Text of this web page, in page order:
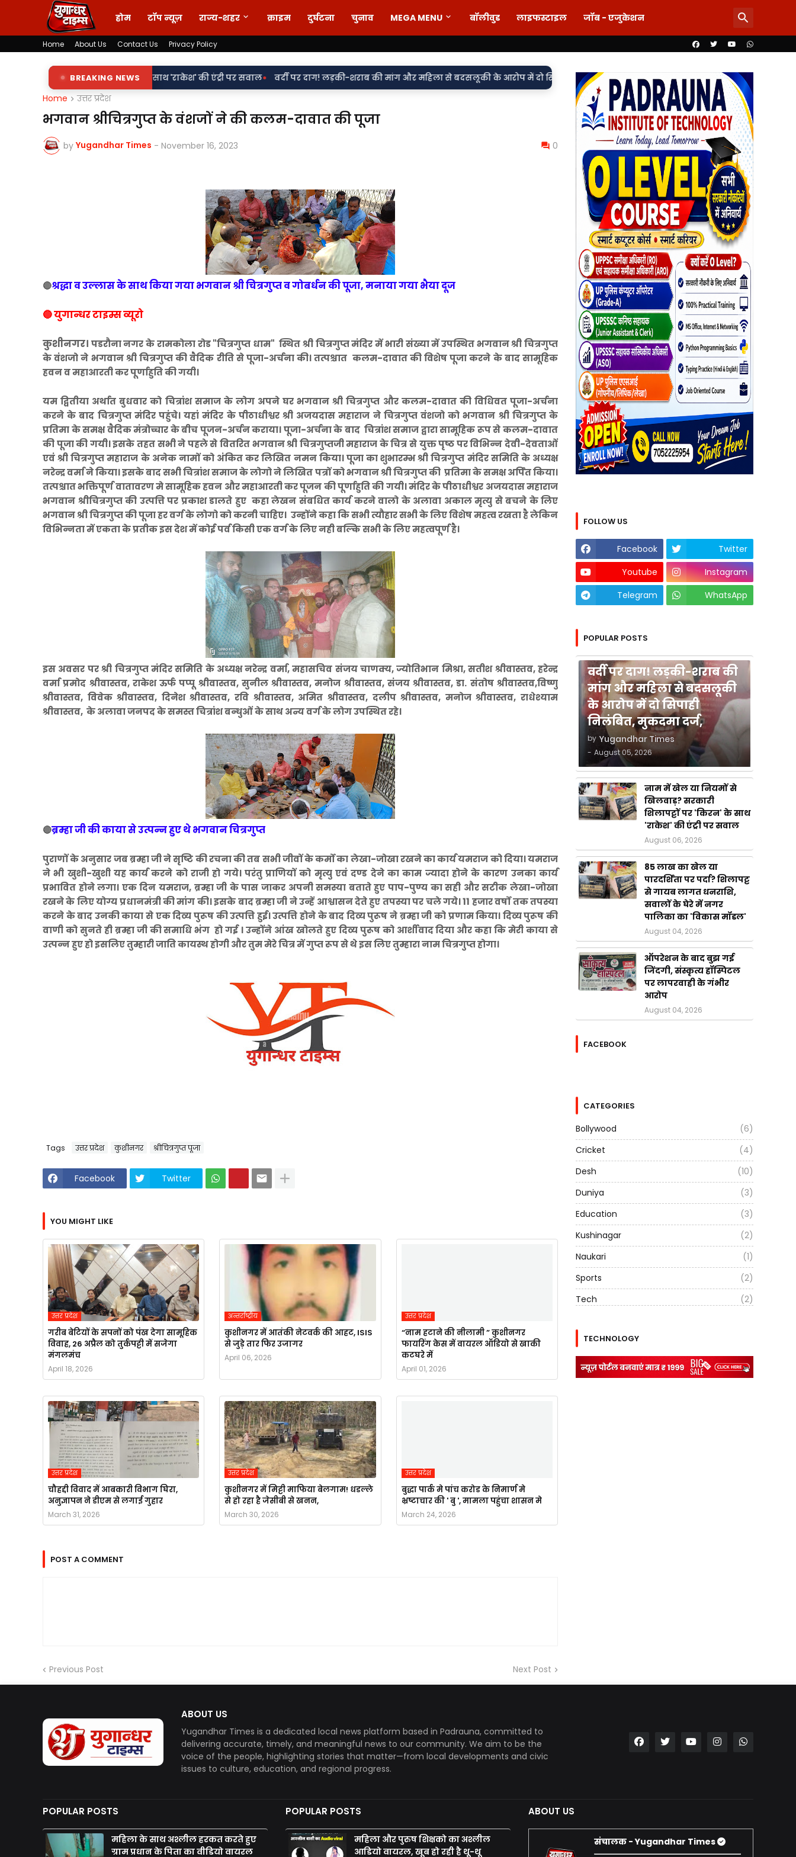
होम टॉप न्यूज़ राज्य-शहर क्राइम दुर्घटना चुनाव MEGA MENU बॉलीवुड लाइफस्टाइल जॉब - एजुकेशन
Home About Us Contact Us Privacy Policy
BREAKING NEWS
पर 'किरन' के साथ 'राकेश' की एंट्री पर सवाल• वर्दी पर दाग! लड़की-शराब की मांग और महिला से बदसलूकी के आरोप में दो सिपाही निलंबित, मुकदमा दर्ज,• 85 लाख का खेल या पारदर्शिता पर पर्दा? शिलापट्ट
Home उत्तर प्रदेश
भगवान श्रीचित्रगुप्त के वंशजों ने की कलम-दावात की पूजा
by Yugandhar Times - November 16, 2023 0
🔴श्रद्धा व उल्लास के साथ किया गया भगवान श्री चित्रगुप्त व गोबर्धन की पूजा, मनाया गया भैया दूज
🔵 युगान्धर टाइम्स व्यूरो
कुशीनगर। पडरौना नगर के रामकोला रोड "चित्रगुप्त धाम" स्थित श्री चित्रगुप्त मंदिर में भारी संख्या में उपस्थित भगवान श्री चित्रगुप्त
के वंशजो ने भगवान श्री चित्रगुप्त की वैदिक रीति से पूजा-अर्चना की। तत्पश्चात कलम-दावात की विशेष पूजा करने के बाद सामूहिक
हवन व महाआरती कर पूर्णाहुति की गयी।
यम द्वितीया अर्थात बुधवार को चित्रांश समाज के लोग अपने घर भगवान श्री चित्रगुप्त और कलम-दावात की विधिवत पूजा-अर्चना
करने के बाद चित्रगुप्त मंदिर पहुंचे। यहां मंदिर के पीठाधीश्वर श्री अजयदास महाराज ने चित्रगुप्त वंशजो को भगवान श्री चित्रगुप्त के
प्रतिमा के समक्ष वैदिक मंत्रोच्चार के बीच पूजन-अर्चन कराया। पूजा-अर्चना के बाद चित्रांश समाज द्वारा सामूहिक रूप से कलम-दावात
की पूजा की गयी। इसके तहत सभी ने पहले से वितरित भगवान श्री चित्रगुप्तजी महाराज के चित्र से युक्त पृष्ठ पर विभिन्न देवी-देवताओं
एवं श्री चित्रगुप्त महाराज के अनेक नामों को अंकित कर लिखित नमन किया। पूजा का शुभारम्भ श्री चित्रगुप्त मंदिर समिति के अध्यक्ष
नरेन्द्र वर्मा ने किया। इसके बाद सभी चित्रांश समाज के लोगो ने लिखित पत्रों को भगवान श्री चित्रगुप्त की प्रतिमा के समक्ष अर्पित किया।
तत्पश्चात भक्तिपूर्ण वातावरण मे सामूहिक हवन और महाआरती कर पूजन की पूर्णाहुति की गयी। मंदिर के पीठाधीश्वर अजयदास महाराज
भगवान श्रीचित्रगुप्त की उत्पत्ति पर प्रकाश डालते हुए कहा लेखन संबधित कार्य करने वालो के अलावा अकाल मृत्यु से बचने के लिए
भगवान श्री चित्रगुप्त की पूजा हर वर्ग के लोगो को करनी चाहिए। उन्होंने कहा कि सभी त्यौहार सभी के लिए विशेष महत्व रखता है लेकिन
विभिन्नता में एकता के प्रतीक इस देश में कोई पर्व किसी एक वर्ग के लिए नही बल्कि सभी के लिए महत्वपूर्ण है।
इस अवसर पर श्री चित्रगुप्त मंदिर समिति के अध्यक्ष नरेन्द्र वर्मा, महासचिव संजय चाणक्य, ज्योतिभान मिश्रा, सतीश श्रीवास्तव, हरेन्द्र
वर्मा प्रमोद श्रीवास्तव, राकेश ऊर्फ पप्पू श्रीवास्तव, सुनील श्रीवास्तव, मनोज श्रीवास्तव, संजय श्रीवास्तव, डा. संतोष श्रीवास्तव,विष्णु
श्रीवास्तव, विवेक श्रीवास्तव, दिनेश श्रीवास्तव, रवि श्रीवास्तव, अमित श्रीवास्तव, दलीप श्रीवास्तव, मनोज श्रीवास्तव, राधेश्याम
श्रीवास्तव, के अलावा जनपद के समस्त चित्रांश बन्धुओं के साथ अन्य वर्ग के लोग उपस्थित रहे।
🔴ब्रम्हा जी की काया से उत्पन्न हुए थे भगवान चित्रगुप्त
पुराणों के अनुसार जब ब्रम्हा जी ने सृष्टि की रचना की तब सभी जीवों के कर्मो का लेखा-जोखा रखने का कार्य यमराज को दिया। यमराज
ने भी खुशी-खुशी यह कार्य करने को राजी हो गये। परंतु प्राणियों को मृत्यु एवं दण्ड देने का काम ज्यादा होने के कारण उनका कार्य
प्रभावित होने लगा। एक दिन यमराज, ब्रम्हा जी के पास जाकर अपनी समस्या बताते हुए पाप-पुण्य का सही और सटीक लेखा-जोखा
रखने के लिए योग्य प्रधानमंत्री की मांग की। इसके बाद ब्रम्हा जी ने उन्हें आश्वासन देते हुए तपस्या पर चले गये। 11 हजार वर्षो तक तपस्या
करने के बाद उनकी काया से एक दिव्य पुरूष की उत्पत्ति हुई। उत्पत्ति होने के बाद दिव्य पुरूष ने ब्रम्हा जी को प्रणाम किया। दिव्य पुरूष की
वाणी को सुनते ही ब्रम्हा जी की समाधि भंग हो गई । उन्होंने आंख खोलते हुए दिव्य पुरूष को आर्शीवाद दिया और कहा कि मेरी काया से
उत्पन्न हुए हो इसलिए तुम्हारी जाति कायस्थ होगी और तुम मेरे चित्र में गुप्त रूप से थे इस लिए तुम्हारा नाम चित्रगुप्त होगा।
Tags उत्तर प्रदेश कुशीनगर श्रीचित्रगुप्त पूजा
Facebook Twitter
YOU MIGHT LIKE
उत्तर प्रदेश
गरीब बेटियों के सपनों को पंख देगा सामूहिक
विवाह, 26 अप्रैल को तुर्कपट्टी में सजेगा
मंगलमंच
April 18, 2026
अन्तर्राष्ट्रीय
कुशीनगर में आतंकी नेटवर्क की आहट, ISIS
से जुड़े तार फिर उजागर
April 06, 2026
उत्तर प्रदेश
“नाम हटाने की नीलामी ” कुशीनगर
फायरिंग केस में वायरल ऑडियो से खाकी
कटघरे में
April 01, 2026
उत्तर प्रदेश
चौहद्दी विवाद में आबकारी विभाग घिरा,
अनुज्ञापन ने डीएम से लगाई गुहार
March 31, 2026
उत्तर प्रदेश
कुशीनगर में मिट्टी माफिया बेलगाम! धडल्ले
से हो रहा है जेसीबी से खनन,
March 30, 2026
उत्तर प्रदेश
बुद्धा पार्क मे पांच करोड के निमार्ण मे
भ्रष्टाचार की ' बु ', मामला पहुंचा शासन मे
March 24, 2026
POST A COMMENT
Previous Post Next Post
FOLLOW US
Facebook
Twitter
Youtube
Instagram
Telegram
WhatsApp
POPULAR POSTS
वर्दी पर दाग! लड़की-शराब की
मांग और महिला से बदसलूकी
के आरोप में दो सिपाही
निलंबित, मुकदमा दर्ज,
by Yugandhar Times
- August 05, 2026
नाम में खेल या नियमों से
खिलवाड़? सरकारी
शिलापट्टों पर 'किरन' के साथ
'राकेश' की एंट्री पर सवाल
August 06, 2026
85 लाख का खेल या
पारदर्शिता पर पर्दा? शिलापट्ट
से गायब लागत धनराशि,
सवालों के घेरे में नगर
पालिका का 'विकास मॉडल'
August 04, 2026
ऑपरेशन के बाद बुझ गई
जिंदगी, संस्कृत्य हॉस्पिटल
पर लापरवाही के गंभीर
आरोप
August 04, 2026
FACEBOOK
CATEGORIES
Bollywood
(6)
Cricket
(4)
Desh
(10)
Duniya
(3)
Education
(3)
Kushinagar
(2)
Naukari
(1)
Sports
(2)
Tech
(2)
TECHNOLOGY
ABOUT US
Yugandhar Times is a dedicated local news platform based in Padrauna, committed to
delivering accurate, timely, and meaningful news to our community. We aim to be the
voice of the people, highlighting stories that matter—from local developments and civic
issues to culture, education, and regional progress.
POPULAR POSTS
महिला के साथ अश्लील हरकत करते हुए
ग्राम प्रधान के पिता का वीडियो वायरल
POPULAR POSTS
महिला और पुरुष शिक्षको का अश्लील
आडियो वायरल, खूब हो रही है थू-थू
ABOUT US
संचालक - Yugandhar Times